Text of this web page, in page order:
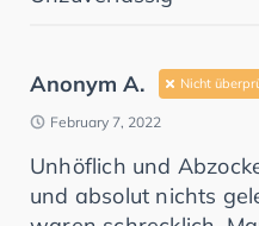
Anonym A. Nicht
February 7, 2022
Unhöflich und
und absolut nichts